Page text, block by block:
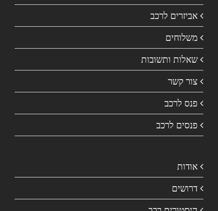
אביזרים לרכב
משלוחים
שאלות ותשובות
צור קשר
פנס לרכב
פנסים לרכב
אודות
דרושים